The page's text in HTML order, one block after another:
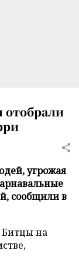
отобрали
угрожая
сообщили в
на